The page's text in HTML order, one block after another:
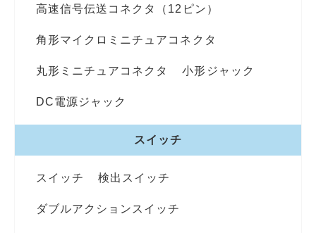
高速信号伝送コネクタ（12ピン）
角形マイクロミニチュアコネクタ
丸形ミニチュアコネクタ 小形ジャック
DC電源ジャック
スイッチ
スイッチ 検出スイッチ
ダブルアクションスイッチ